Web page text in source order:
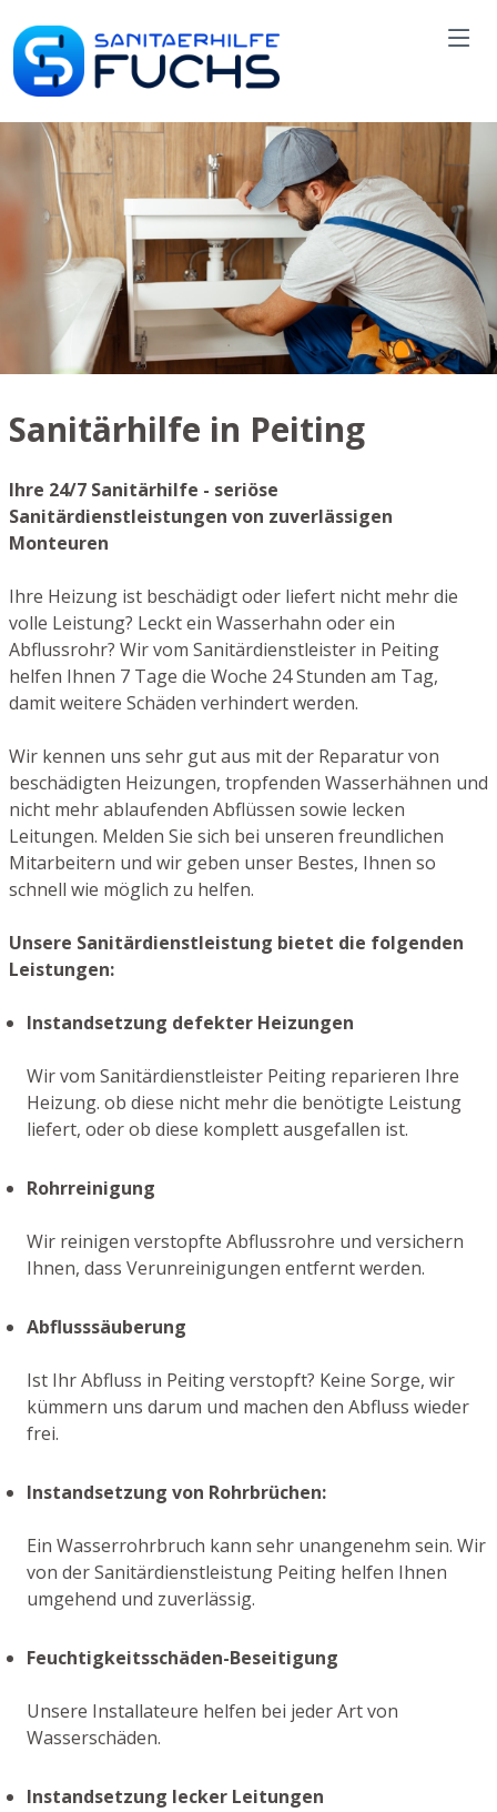
Sanitärhilfe in Peiting
Ihre 24/7 Sanitärhilfe - seriöse
Sanitärdienstleistungen von zuverlässigen
Monteuren
Ihre Heizung ist beschädigt oder liefert nicht mehr die
volle Leistung? Leckt ein Wasserhahn oder ein
Abflussrohr? Wir vom Sanitärdienstleister in Peiting
helfen Ihnen 7 Tage die Woche 24 Stunden am Tag,
damit weitere Schäden verhindert werden.
Wir kennen uns sehr gut aus mit der Reparatur von
beschädigten Heizungen, tropfenden Wasserhähnen und
nicht mehr ablaufenden Abflüssen sowie lecken
Leitungen. Melden Sie sich bei unseren freundlichen
Mitarbeitern und wir geben unser Bestes, Ihnen so
schnell wie möglich zu helfen.
Unsere Sanitärdienstleistung bietet die folgenden
Leistungen:
Instandsetzung defekter Heizungen
Wir vom Sanitärdienstleister Peiting reparieren Ihre
Heizung. ob diese nicht mehr die benötigte Leistung
liefert, oder ob diese komplett ausgefallen ist.
Rohrreinigung
Wir reinigen verstopfte Abflussrohre und versichern
Ihnen, dass Verunreinigungen entfernt werden.
Abflusssäuberung
Ist Ihr Abfluss in Peiting verstopft? Keine Sorge, wir
kümmern uns darum und machen den Abfluss wieder
frei.
Instandsetzung von Rohrbrüchen:
Ein Wasserrohrbruch kann sehr unangenehm sein. Wir
von der Sanitärdienstleistung Peiting helfen Ihnen
umgehend und zuverlässig.
Feuchtigkeitsschäden-Beseitigung
Unsere Installateure helfen bei jeder Art von
Wasserschäden.
Instandsetzung lecker Leitungen